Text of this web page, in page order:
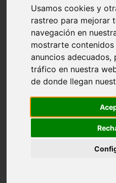
Usamos cookies y
rastreo para mejorar
navegación en
mostrarte
anuncios adecuados,
tráfico en nuestra
de donde llegan
abandono
adopci n
ferias
higiene
snacks
acuario
iberzoo propet
comercios
estanques
viajar
conejos
navidad